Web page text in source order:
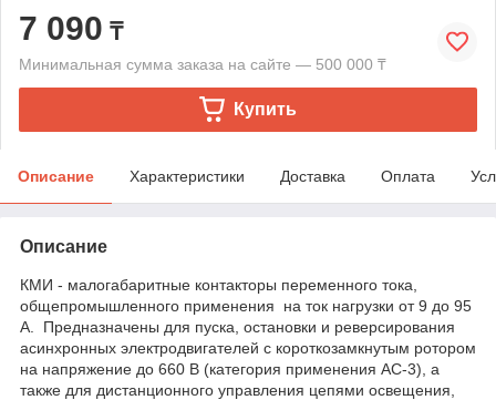
7 090 ₸
Минимальная сумма заказа на сайте — 500 000 ₸
Купить
Описание Характеристики Доставка Оплата
Описание
КМИ - малогабаритные контакторы переменного тока,
общепромышленного применения на ток нагрузки от 9 до 95
А. Предназначены для пуска, остановки и реверсирования
асинхронных электродвигателей с короткозамкнутым ротором
на напряжение до 660 В (категория применения АС-3), а
также для дистанционного управления цепями освещения,